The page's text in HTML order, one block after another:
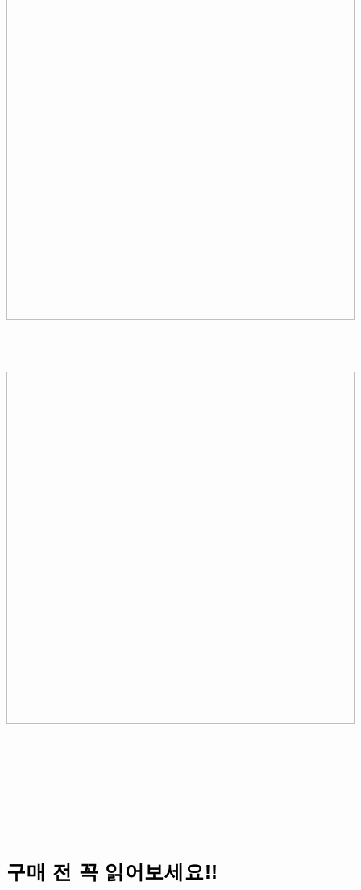
구매 전 꼭 읽어보세요!!